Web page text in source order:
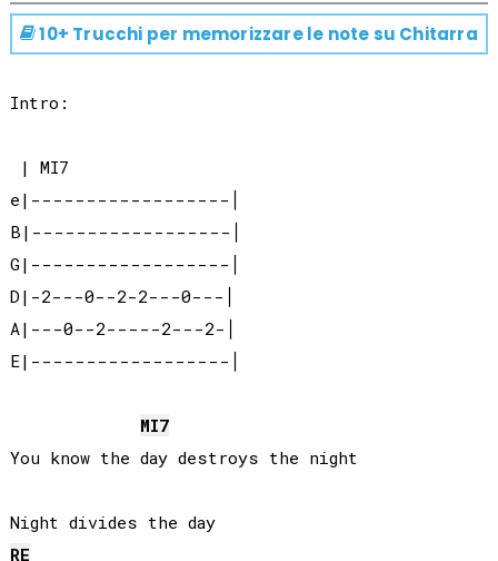
10+ Trucchi per memorizzare le note su Chitarra
Intro:
| MI7
e|------------------│
B|------------------│
G|------------------│
D|-2---0--2-2---0---│
A|---0--2-----2---2-│
E|------------------│
MI7
You know the day destroys the night
Night divides the day
RE